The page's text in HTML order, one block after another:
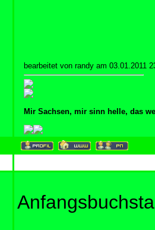
bearbeitet von randy am 03.01.2011
Mir Sachsen, mir sinn helle, das